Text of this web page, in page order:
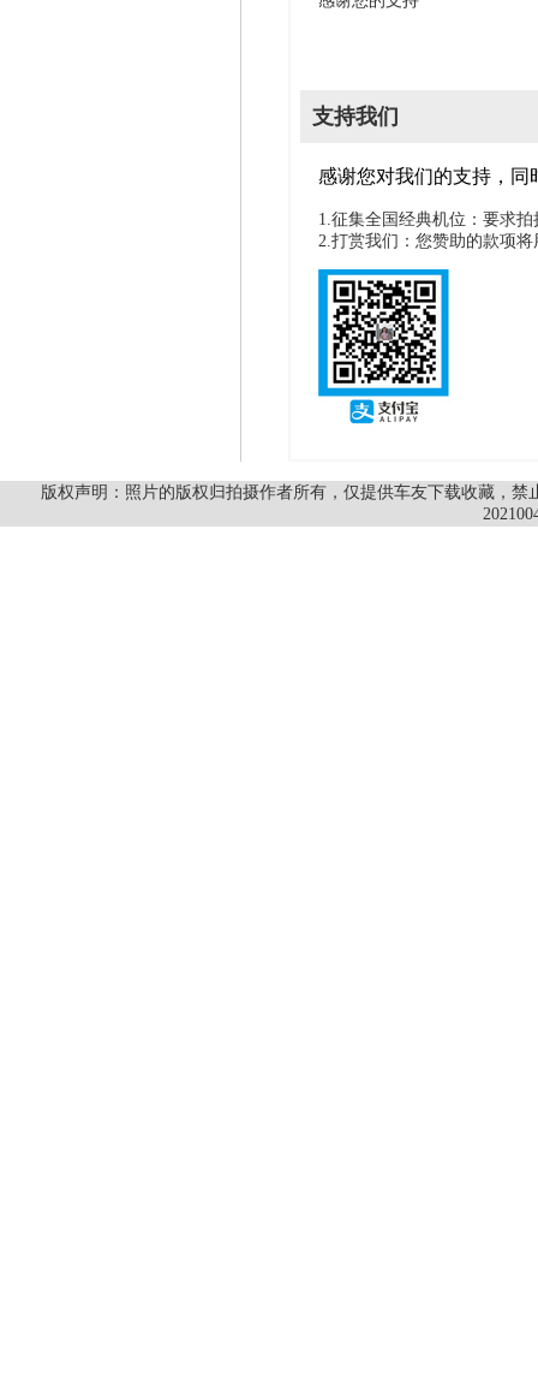
支持我们
感谢您对我们的支持，同
1.征集全国经典机位：要求
2.打赏我们：您赞助的款项
版权声明：照片的版权归拍摄作者所有，仅提供车友下载收藏，